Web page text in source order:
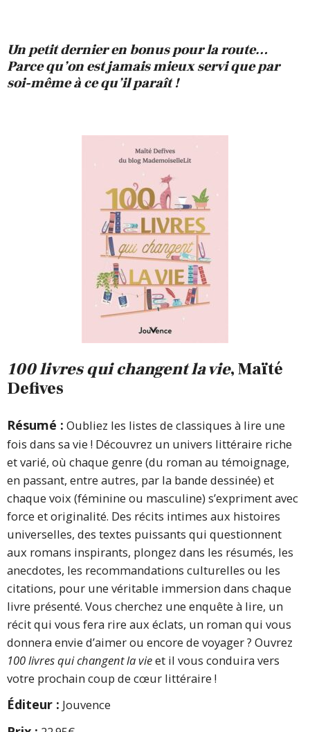
Un petit dernier en bonus pour la route…
Parce qu’on est jamais mieux servi que par
soi-même à ce qu’il paraît !
100 livres qui changent la vie, Maïté
Defives
Résumé : Oubliez les listes de classiques à lire une
fois dans sa vie ! Découvrez un univers littéraire riche
et varié, où chaque genre (du roman au témoignage,
en passant, entre autres, par la bande dessinée) et
chaque voix (féminine ou masculine) s’expriment avec
force et originalité. Des récits intimes aux histoires
universelles, des textes puissants qui questionnent
aux romans inspirants, plongez dans les résumés, les
anecdotes, les recommandations culturelles ou les
citations, pour une véritable immersion dans chaque
livre présenté. Vous cherchez une enquête à lire, un
récit qui vous fera rire aux éclats, un roman qui vous
donnera envie d’aimer ou encore de voyager ? Ouvrez
100 livres qui changent la vieet il vous conduira vers
votre prochain coup de cœur littéraire !
Éditeur : Jouvence